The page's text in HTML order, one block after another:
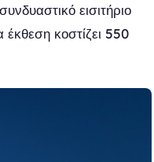
εισιτήριο
έκθεση κοστίζει 550